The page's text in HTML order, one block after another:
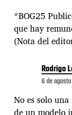
*BOG25
que hay
(Nota del
Rodrigo
6 de
No es solo